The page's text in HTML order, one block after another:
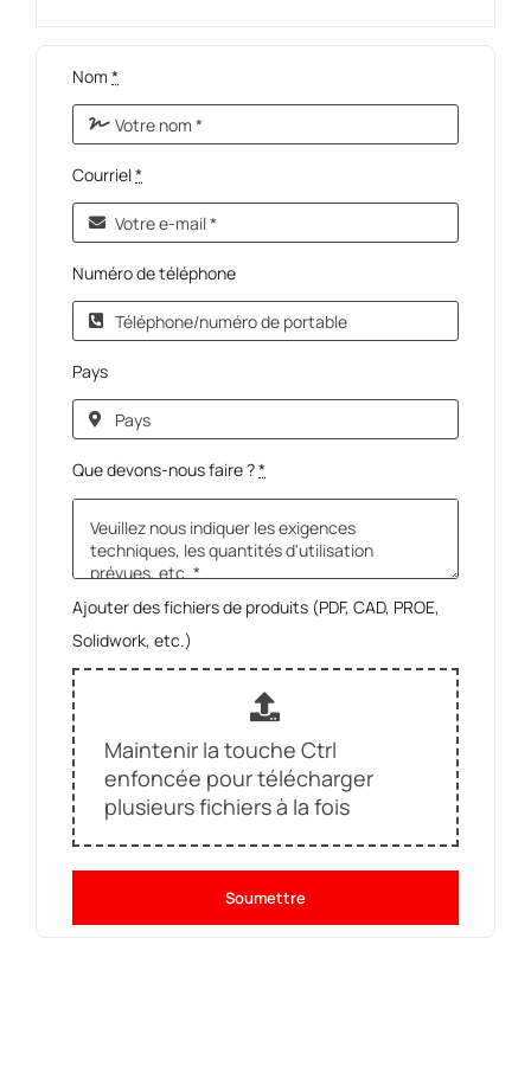
Nom *
Courriel*
Numéro de téléphone
Pays
Que devons-nous faire ?*
Ajouter des fichiers de produits (PDF, CAD, PROE,
Solidwork, etc.)
Maintenir la touche Ctrl
enfoncée pour télécharger
plusieurs fichiers à la fois
Soumettre